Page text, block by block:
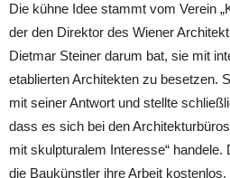
Die kühne Idee stammt vom Verein
der den Direktor des Wiener
Dietmar Steiner darum bat, sie mit
etablierten Architekten zu besetzen.
mit seiner Antwort und stellte
dass es sich bei den
mit skulpturalem Interesse“ handele.
die Baukünstler ihre Arbeit kostenlos.